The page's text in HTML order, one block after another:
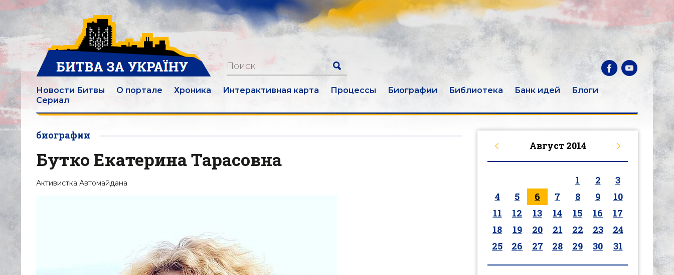
Новости Битвы О портале Хроника Интерактивная карта Процессы Биографии Библиотека Банк идей
Блоги
Сериал
биографии
Бутко Екатерина Тарасовна
Активистка Автомайдана
Август 2014
1 2
3
4
5 6 7 8 9
10
11
12 13 14 15 16
17
18
19 20 21 22 23
24
25
26 27 28 29 30 31